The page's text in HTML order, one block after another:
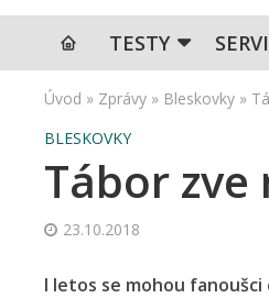
TESTY
Úvod » Zprávy » Bleskovky »
BLESKOVKY
Tábor
23.10.2018
I letos se mohou